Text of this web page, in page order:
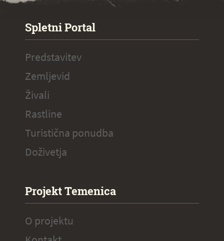
Spletni Portal
Predstavitev
Zemljevid
Živali
Rastline
Turistična ponudba
Doživetja
Projekt Temenica
O projektu